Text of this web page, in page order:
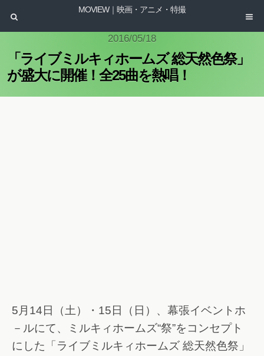
MOVIEW｜映画・アニメ・特撮
2016/05/18
「ライブミルキィホームズ 総天然色祭」
が盛大に開催！全25曲を熱唱！
5月14日（土）・15日（日）、幕張イベントホ
－ルにて、ミルキィホームズ“祭”をコンセプト
にした「ライブミルキィホームズ 総天然色祭」